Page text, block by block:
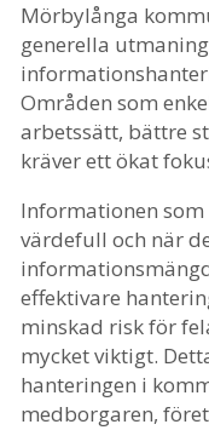
Mörbylånga
generella
Områden som
arbetssätt, bättre
kräver ett ökat
Informationen
värdefull och när
effektivare
minskad risk för
mycket viktigt.
hanteringen i
medborgaren,